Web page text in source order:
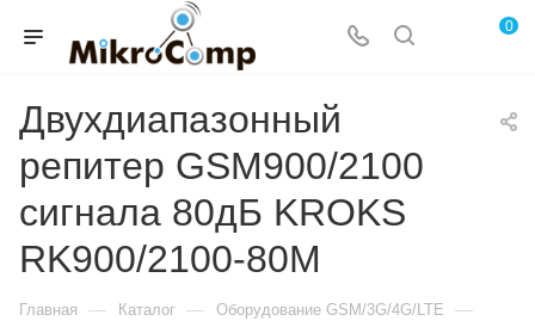
0
Двухдиапазонный
репитер GSM900/2100
сигнала 80дБ KROKS
RK900/2100-80M
Главная — Каталог — Оборудование GSM/3G/4G/LTE —